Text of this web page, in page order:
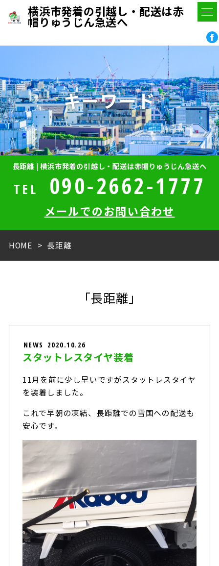
横浜市発着の引越し・配送は赤
帽りゅうじん急送へ
キーワード
長距離 | 横浜市発着の引越し・配送は赤帽りゅうじん急送へ
TEL 090-2662-1777
メールでのお問い合わせ
HOME 長距離
「長距離」
NEWS 2020.10.26
スタットレスタイヤ装着
11月を前に少し早いですがスタットレスタイヤ
を装着しました。
これで早朝の凍結、長距離での雪国への配送も
安心です。